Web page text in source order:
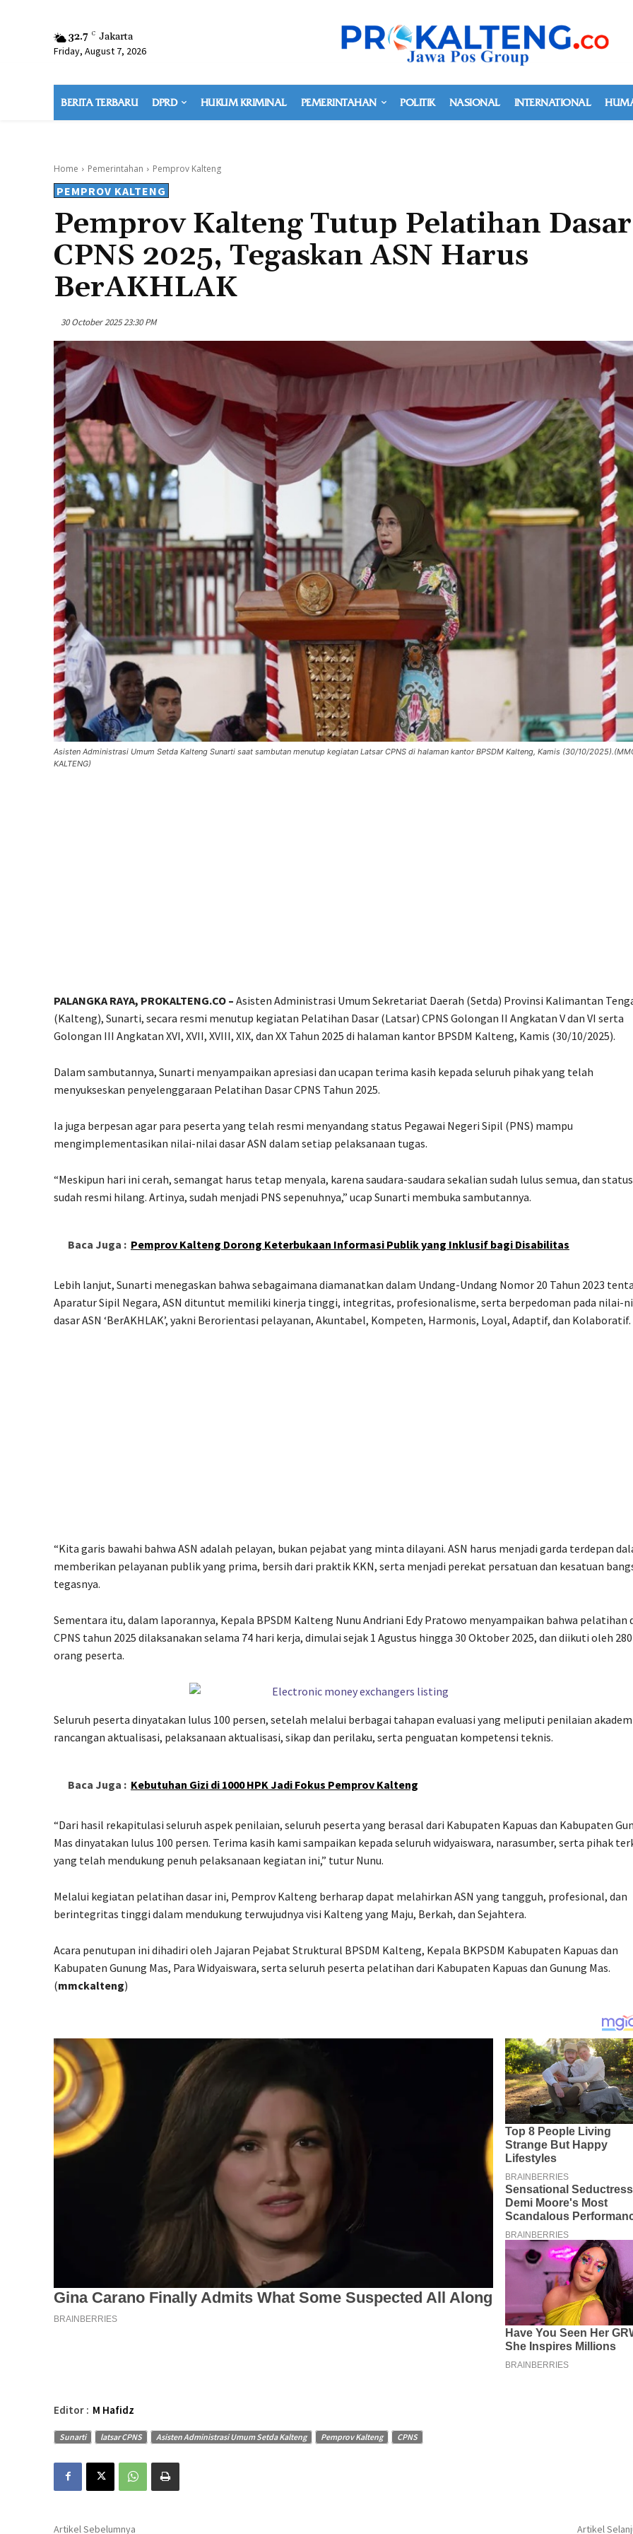
32.7 C Jakarta
Friday, August 7, 2026
BERITA TERBARU DPRD HUKUM KRIMINAL PEMERINTAHAN POLITIK NASIONAL INTERNATIONAL
Home Pemerintahan Pemprov Kalteng
PEMPROV KALTENG
Pemprov Kalteng Tutup Pelatihan Dasar
CPNS 2025, Tegaskan ASN Harus
BerAKHLAK
30 October 2025 23:30 PM
Asisten Administrasi Umum Setda Kalteng Sunarti saat sambutan menutup kegiatan Latsar CPNS di halaman kantor BPSDM Kalteng, Kamis (30/10/
KALTENG)
PALANGKA RAYA, PROKALTENG.CO – Asisten Administrasi Umum Sekretariat Daerah (Setda) Provinsi Kalimantan
(Kalteng), Sunarti, secara resmi menutup kegiatan Pelatihan Dasar (Latsar) CPNS Golongan II Angkatan V dan VI serta
Golongan III Angkatan XVI, XVII, XVIII, XIX, dan XX Tahun 2025 di halaman kantor BPSDM Kalteng, Kamis (30/10/2025).
Dalam sambutannya, Sunarti menyampaikan apresiasi dan ucapan terima kasih kepada seluruh pihak yang telah
menyukseskan penyelenggaraan Pelatihan Dasar CPNS Tahun 2025.
Ia juga berpesan agar para peserta yang telah resmi menyandang status Pegawai Negeri Sipil (PNS) mampu
mengimplementasikan nilai-nilai dasar ASN dalam setiap pelaksanaan tugas.
“Meskipun hari ini cerah, semangat harus tetap menyala, karena saudara-saudara sekalian sudah lulus semua, dan status
sudah resmi hilang. Artinya, sudah menjadi PNS sepenuhnya,” ucap Sunarti membuka sambutannya.
Baca Juga : Pemprov Kalteng Dorong Keterbukaan Informasi Publik yang Inklusif bagi Disabilitas
Lebih lanjut, Sunarti menegaskan bahwa sebagaimana diamanatkan dalam Undang-Undang Nomor 20 Tahun 2023
Aparatur Sipil Negara, ASN dituntut memiliki kinerja tinggi, integritas, profesionalisme, serta berpedoman pada nilai-
dasar ASN ‘BerAKHLAK’, yakni Berorientasi pelayanan, Akuntabel, Kompeten, Harmonis, Loyal, Adaptif, dan Kolaboratif.
“Kita garis bawahi bahwa ASN adalah pelayan, bukan pejabat yang minta dilayani. ASN harus menjadi garda terdepan
memberikan pelayanan publik yang prima, bersih dari praktik KKN, serta menjadi perekat persatuan dan kesatuan
tegasnya.
Sementara itu, dalam laporannya, Kepala BPSDM Kalteng Nunu Andriani Edy Pratowo menyampaikan bahwa pelatihan
CPNS tahun 2025 dilaksanakan selama 74 hari kerja, dimulai sejak 1 Agustus hingga 30 Oktober 2025, dan diikuti oleh 280
orang peserta.
Seluruh peserta dinyatakan lulus 100 persen, setelah melalui berbagai tahapan evaluasi yang meliputi penilaian
rancangan aktualisasi, pelaksanaan aktualisasi, sikap dan perilaku, serta penguatan kompetensi teknis.
Baca Juga : Kebutuhan Gizi di 1000 HPK Jadi Fokus Pemprov Kalteng
“Dari hasil rekapitulasi seluruh aspek penilaian, seluruh peserta yang berasal dari Kabupaten Kapuas dan Kabupaten
Mas dinyatakan lulus 100 persen. Terima kasih kami sampaikan kepada seluruh widyaiswara, narasumber, serta pihak
yang telah mendukung penuh pelaksanaan kegiatan ini,” tutur Nunu.
Melalui kegiatan pelatihan dasar ini, Pemprov Kalteng berharap dapat melahirkan ASN yang tangguh, profesional, dan
berintegritas tinggi dalam mendukung terwujudnya visi Kalteng yang Maju, Berkah, dan Sejahtera.
Acara penutupan ini dihadiri oleh Jajaran Pejabat Struktural BPSDM Kalteng, Kepala BKPSDM Kabupaten Kapuas dan
Kabupaten Gunung Mas, Para Widyaiswara, serta seluruh peserta pelatihan dari Kabupaten Kapuas dan Gunung Mas.
(mmckalteng)
Editor : M Hafidz
Sunarti latsar CPNS Asisten Administrasi Umum Setda Kalteng Pemprov Kalteng CPNS
Artikel Sebelumnya Artikel